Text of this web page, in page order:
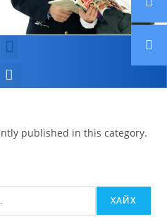
published in this category.
ХАЙХ